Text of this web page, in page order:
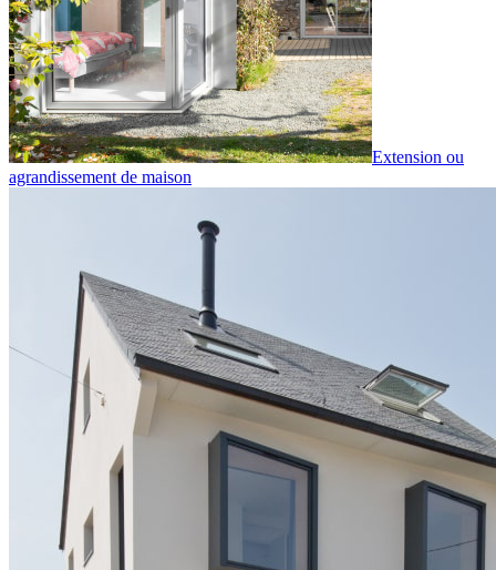
Extension ou
agrandissement de maison